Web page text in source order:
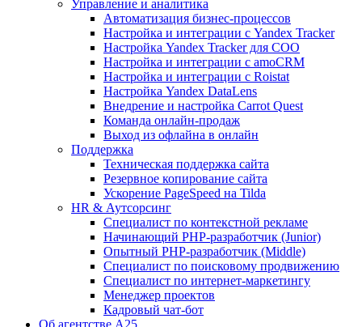
Управление и аналитика
Автоматизация бизнес-процессов
Настройка и интеграции с Yandex Tracker
Настройка Yandex Tracker для СОО
Настройка и интеграции с amoCRM
Настройка и интеграции с Roistat
Настройка Yandex DataLens
Внедрение и настройка Carrot Quest
Команда онлайн-продаж
Выход из офлайна в онлайн
Поддержка
Техническая поддержка сайта
Резервное копирование сайта
Ускорение PageSpeed на Tilda
HR & Аутсорсинг
Специалист по контекстной рекламе
Начинающий PHP-разработчик (Junior)
Опытный PHP-разработчик (Middle)
Специалист по поисковому продвижению
Специалист по интернет-маркетингу
Менеджер проектов
Кадровый чат-бот
Об агентстве А25